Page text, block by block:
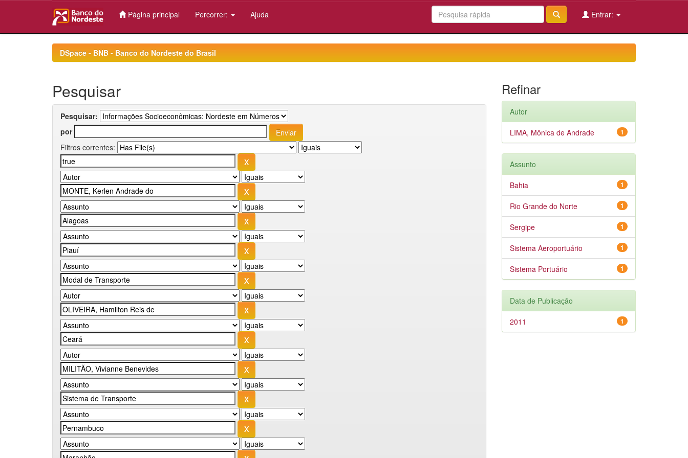
Página principal Percorrer: Ajuda Entrar:
DSpace - BNB - Banco do Nordeste do Brasil
Pesquisar
Pesquisar:
por
Filtros correntes:
Refinar
Autor
1
LIMA, Mônica de Andrade
Assunto
1
Bahia
1
Rio Grande do Norte
1
Sergipe
1
Sistema Aeroportuário
1
Sistema Portuário
Data de Publicação
1
2011